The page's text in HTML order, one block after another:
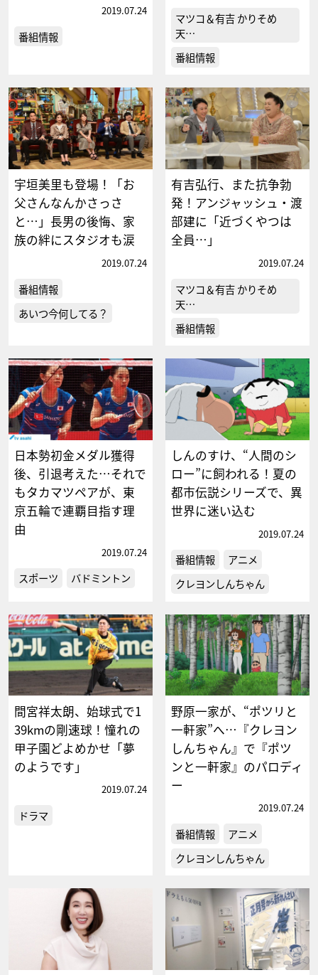
2019.07.24
番組情報
マツコ＆有吉 かりそめ
天…
番組情報
宇垣美里も登場！「お
父さんなんかさっさ
と…」長男の後悔、家
族の絆にスタジオも涙
2019.07.24
番組情報
あいつ今何してる？
有吉弘行、また抗争勃
発！アンジャッシュ・渡
部建に「近づくやつは
全員…」
2019.07.24
マツコ＆有吉 かりそめ
天…
番組情報
日本勢初金メダル獲得
後、引退考えた…それで
もタカマツペアが、東
京五輪で連覇目指す理
由
2019.07.24
スポーツ バドミントン
しんのすけ、“人間のシ
ロー”に飼われる！夏の
都市伝説シリーズで、異
世界に迷い込む
2019.07.24
番組情報
アニメ
クレヨンしんちゃん
間宮祥太朗、始球式で1
39kmの剛速球！憧れの
甲子園どよめかせ「夢
のようです」
2019.07.24
ドラマ
野原一家が、“ポツリと
一軒家”へ…『クレヨン
しんちゃん』で『ポツ
ンと一軒家』のパロディ
ー
2019.07.24
番組情報
アニメ
クレヨンしんちゃん